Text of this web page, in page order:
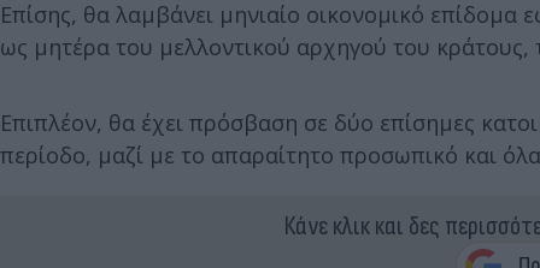
Επίσης, θα λαμβάνει μηνιαίο οικονομικό
ως μητέρα του μελλοντικού αρχηγού του κράτους,
Επιπλέον, θα έχει πρόσβαση σε δύο επίσημες
περίοδο, μαζί με το απαραίτητο προσωπικό και
Κάνε κλικ και δες